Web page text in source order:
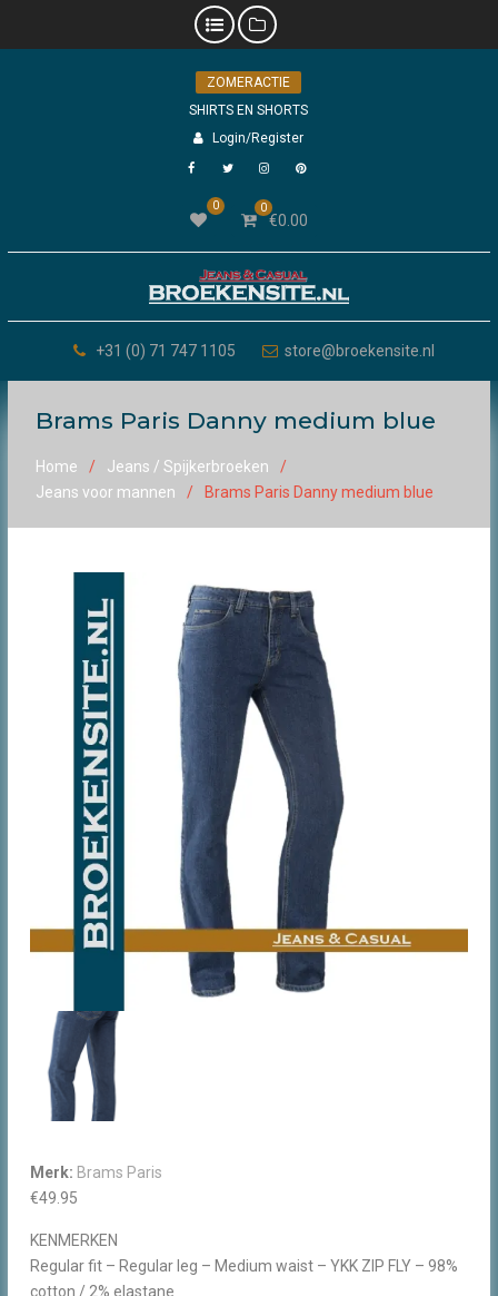
ZOMERACTIE
SHIRTS EN SHORTS
Login/Register
0 0
€0.00
+31 (0) 71 747 1105 store@broekensite.nl
Brams Paris Danny medium blue
Home
Jeans / Spijkerbroeken
Jeans voor mannen
Brams Paris Danny medium blue
Merk: Brams Paris
€49.95
KENMERKEN
Regular fit – Regular leg – Medium waist – YKK ZIP FLY – 98%
cotton / 2% elastane